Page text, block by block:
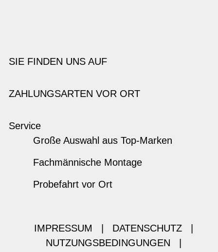
SIE FINDEN UNS AUF
ZAHLUNGSARTEN VOR ORT
Service
Große Auswahl aus Top-Marken
Fachmännische Montage
Probefahrt vor Ort
IMPRESSUM DATENSCHUTZ
NUTZUNGSBEDINGUNGEN